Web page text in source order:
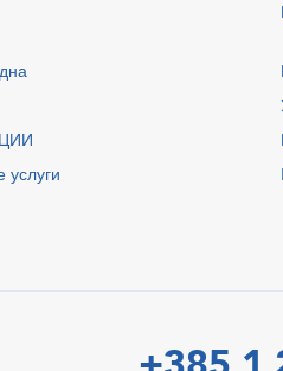
услуги